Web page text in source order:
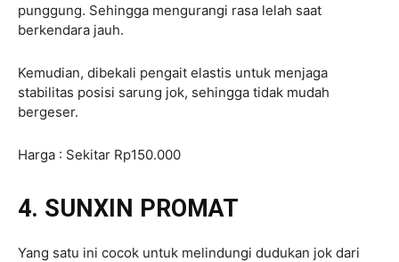
punggung. Sehingga mengurangi rasa lelah saat
berkendara jauh.
Kemudian, dibekali pengait elastis untuk menjaga
stabilitas posisi sarung jok, sehingga tidak mudah
bergeser.
Harga : Sekitar Rp150.000
4. SUNXIN PROMAT
Yang satu ini cocok untuk melindungi dudukan jok dari